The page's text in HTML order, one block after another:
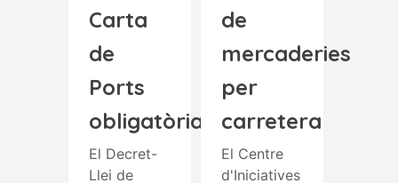
Carta
de
Ports
obligatòria
El Decret-
Llei de
de
mercaderies
per
carretera
El Centre
d'Iniciatives